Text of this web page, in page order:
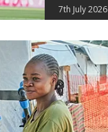
7th July 2026